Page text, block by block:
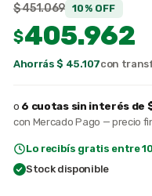
$ 451.069 10% OFF
$405.962
Ahorrás $ 45.107con
o 6 cuotas sin interés de
con Mercado Pago — precio
Lo recibís gratis entre
Stock disponible